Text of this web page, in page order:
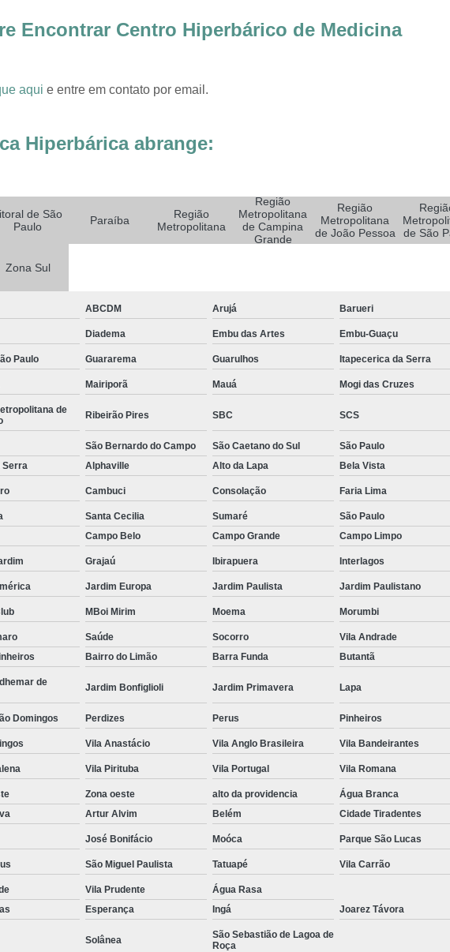
Sistemas de Oxigenoterapia Tratamento Pé
Sistemas Oxigenoterapia em São Paulo
Sistemas Oxigenoterapia para Pé Diabético
Feridas Tratamento
Tratamento com Oxigênio
Tratamento de Feridas
Tratamento de Feridas Enfermagem em Sorocaba
Tratamento para Cicatrização de Feridas
Tratamento Hiperbárico Claudicação Intermitente
Tratamento Hiperbárico de úlcera Varicosa
Tratamento Hiperbárico em Campina Grande
Tratamento Hiperbárico em São Paulo
Tratamento Hiperbárico em Taubaté
Tratamento Hiperbárico para
Tratamento Feridas Câmara
Tratamento Hiperbárica em Campina Grande
Tratamento Hiperbárica em São Paulo
Tratamento Hiperbárica em Taubaté
Tratamento por Hiperbárica
Tratamento
Tratamento de Oxigenoterapia
Tratamento
Tratamento de Oxigenoterapia em João Pessoa
Tratamento de Oxigenoterapia em Sorocaba
Tratamento de Oxigenoterapia Hiperbárica
Tratamento para Oxigenoterapia
Tratamento por
Encontrar Centro Hiperbárico de Medicina
aqui e entre em contato por email.
Hiperbárica abrange:
de São
Paulo
Paraíba
Região
Metropolitana
Região
Metropolitana
de Campina
Grande
Região
Metropolitana
de João Pessoa
de São
Zona Sul
ABCDM Arujá Barueri
Diadema Embu das Artes Embu-Guaçu
Paulo Guararema Guarulhos Itapecerica da Serra
Mairiporã Mauá Mogi das Cruzes
de
Ribeirão Pires SBC SCS
São Bernardo do Campo São Caetano do Sul São Paulo
Serra Alphaville Alto da Lapa Bela Vista
Cambuci Consolação Faria Lima
Santa Cecilia Sumaré São Paulo
Campo Belo Campo Grande Campo Limpo
Grajaú Ibirapuera Interlagos
Jardim Europa Jardim Paulista Jardim Paulistano
MBoi Mirim Moema Morumbi
Saúde Socorro Vila Andrade
Bairro do Limão Barra Funda Butantã
de
Jardim Bonfiglioli Jardim Primavera Lapa
Domingos Perdizes Perus Pinheiros
Vila Anastácio Vila Anglo Brasileira Vila Bandeirantes
Vila Pirituba Vila Portugal Vila Romana
Zona oeste alto da providencia
Água Branca
Artur Alvim Belém Cidade Tiradentes
José Bonifácio Moóca Parque São Lucas
São Miguel Paulista Tatuapé Vila Carrão
Vila Prudente
Água Rasa
Esperança Ingá Joarez Távora
Solânea
São Sebastião de Lagoa de
Roça